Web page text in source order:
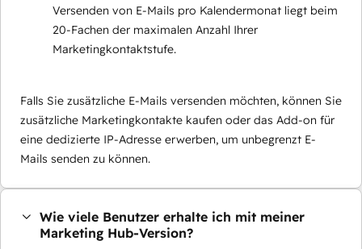
Versenden von E-Mails pro Kalendermonat liegt beim
20-Fachen der maximalen Anzahl Ihrer
Marketingkontaktstufe.
Falls Sie zusätzliche E-Mails versenden möchten, können Sie
zusätzliche Marketingkontakte kaufen oder das Add-on für
eine dedizierte IP-Adresse erwerben, um unbegrenzt E-
Mails senden zu können.
Wie viele Benutzer erhalte ich mit meiner
Marketing Hub-Version?